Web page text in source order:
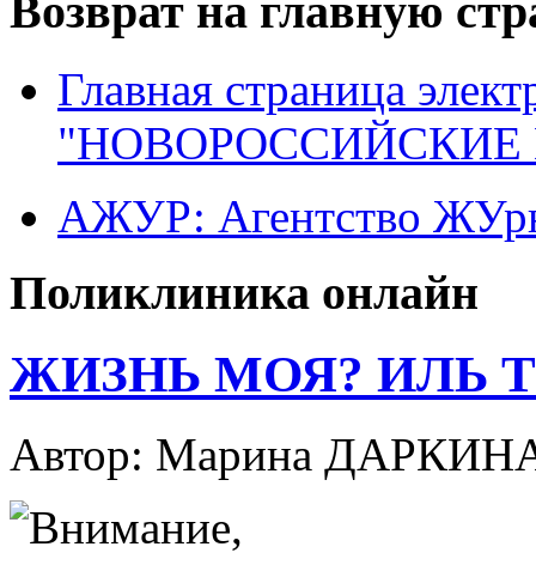
Возврат на главную
Главная страница
"НОВОРОССИЙСКИЕ
АЖУР: Агентство
Поликлиника онлайн
ЖИЗНЬ МОЯ? ИЛЬ
Автор: Марина